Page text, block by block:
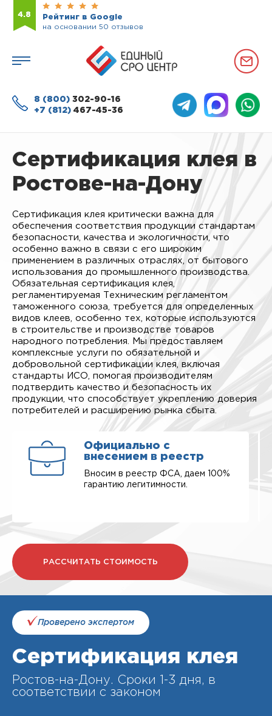
4.8
Рейтинг в Google
на основании 50 отзывов
8 (800) 302-90-16
+7 (812) 467-45-36
Сертификация клея в
Ростове-на-Дону
Сертификация клея критически важна для
обеспечения соответствия продукции стандартам
безопасности, качества и экологичности, что
особенно важно в связи с его широким
применением в различных отраслях, от бытового
использования до промышленного производства.
Обязательная сертификация клея,
регламентируемая Техническим регламентом
таможенного союза, требуется для определенных
видов клеев, особенно тех, которые используются
в строительстве и производстве товаров
народного потребления. Мы предоставляем
комплексные услуги по обязательной и
добровольной сертификации клея, включая
стандарты ИСО, помогая производителям
подтвердить качество и безопасность их
продукции, что способствует укреплению доверия
потребителей и расширению рынка сбыта.
Официально с
внесением в реестр
Вносим в реестр ФСА, даем 100%
гарантию легитимности.
РАССЧИТАТЬ СТОИМОСТЬ
Проверено экспертом
Сертификация клея
Ростов-на-Дону. Cроки 1-3 дня, в
соответствии с законом